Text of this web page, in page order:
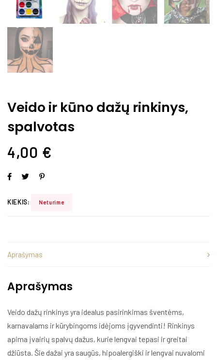
Veido ir kūno dažų rinkinys,
spalvotas
4,00 €
KIEKIS: Neturime
Aprašymas
Aprašymas
Veido dažų rinkinys yra idealus pasirinkimas šventėms,
karnavalams ir kūrybingoms idėjoms įgyvendinti! Rinkinys
apima įvairių spalvų dažus, kurie lengvai tepasi ir greitai
džiūsta. Šie dažai yra saugūs, hipoalergiški ir lengvai nuvalomi